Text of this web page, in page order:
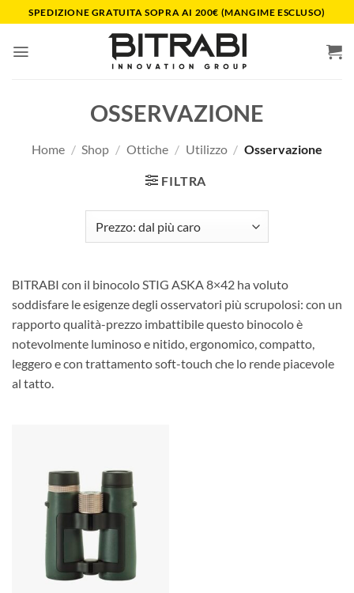
ai
contenuti
SPEDIZIONE GRATUITA SOPRA AI 200€ (MANGIME ESCLUSO)
OSSERVAZIONE
Home / Shop / Ottiche / Utilizzo / Osservazione
FILTRA
BITRABI con il binocolo STIG ASKA 8×42 ha voluto
soddisfare le esigenze degli osservatori più scrupolosi: con un
rapporto qualità-prezzo imbattibile questo binocolo è
notevolmente luminoso e nitido, ergonomico, compatto,
leggero e con trattamento soft-touch che lo rende piacevole
al tatto.